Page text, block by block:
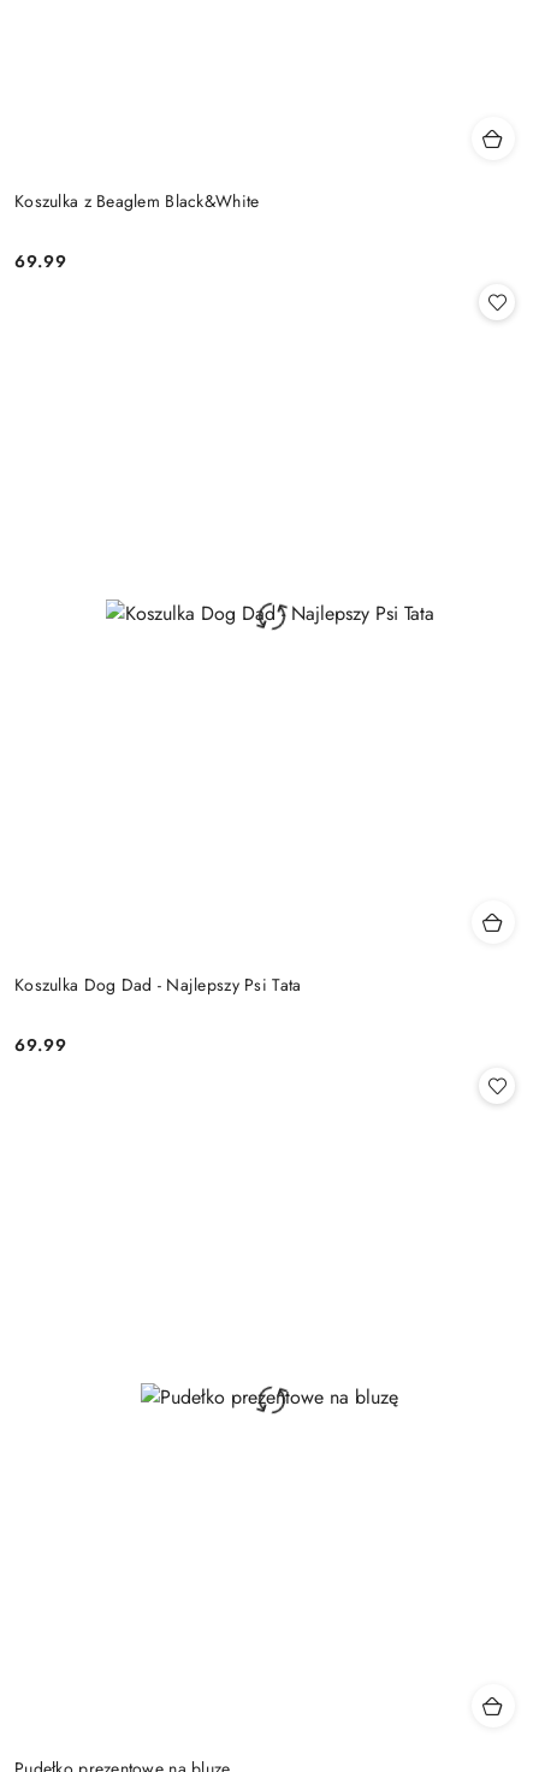
Koszulka z Beaglem Black&White
Cena:
69.99
Koszulka Dog Dad - Najlepszy Psi Tata
Cena:
69.99